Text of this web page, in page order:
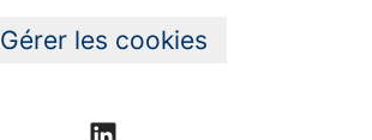
Gérer les cookies